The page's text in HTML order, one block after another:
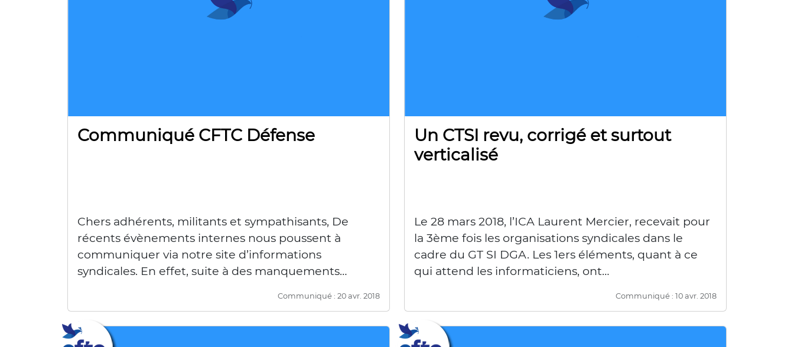
Communiqué CFTC Défense
Chers adhérents, militants et sympathisants, De
récents évènements internes nous poussent à
communiquer via notre site d’informations
syndicales. En effet, suite à des manquements…
Communiqué : 20 avr. 2018
Un CTSI revu, corrigé et surtout
verticalisé
Le 28 mars 2018, l’ICA Laurent Mercier, recevait pour
la 3ème fois les organisations syndicales dans le
cadre du GT SI DGA. Les 1ers éléments, quant à ce
qui attend les informaticiens, ont…
Communiqué : 10 avr. 2018